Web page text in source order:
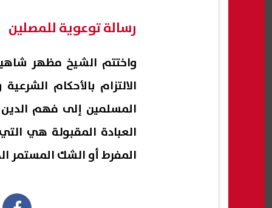
رسالة توعوية للمصلين
واختتم الشيخ مظهر
الالتزام بالأحكام
المسلمين إلى فهم الدين
العبادة المقبولة هي
المفرط أو الشك المستمر